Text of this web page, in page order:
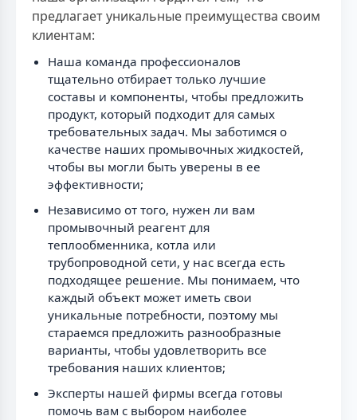
предлагает уникальные преимущества своим
клиентам:
Наша команда профессионалов
тщательно отбирает только лучшие
составы и компоненты, чтобы предложить
продукт, который подходит для самых
требовательных задач. Мы заботимся о
качестве наших промывочных жидкостей,
чтобы вы могли быть уверены в ее
эффективности;
Независимо от того, нужен ли вам
промывочный реагент для
теплообменника, котла или
трубопроводной сети, у нас всегда есть
подходящее решение. Мы понимаем, что
каждый объект может иметь свои
уникальные потребности, поэтому мы
стараемся предложить разнообразные
варианты, чтобы удовлетворить все
требования наших клиентов;
Эксперты нашей фирмы всегда готовы
помочь вам с выбором наиболее